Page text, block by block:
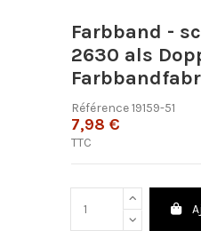
Farbband -
2630 als
Référence 19159-51
7,98 €
TTC